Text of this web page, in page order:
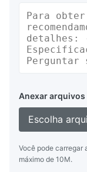
Anexar arquivos
Escolha
Você pode carregar
máximo de 10M.